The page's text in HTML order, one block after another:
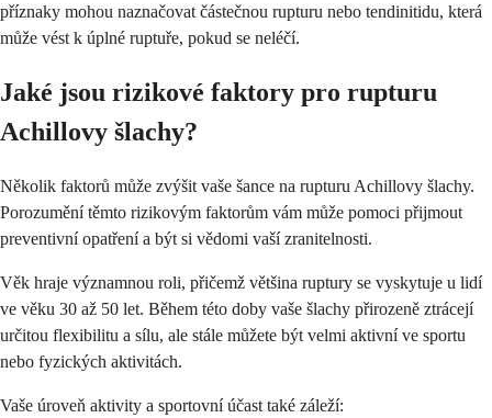
příznaky mohou naznačovat částečnou rupturu nebo tendinitidu, která
může vést k úplné ruptuře, pokud se neléčí.
Jaké jsou rizikové faktory pro rupturu
Achillovy šlachy?
Několik faktorů může zvýšit vaše šance na rupturu Achillovy šlachy.
Porozumění těmto rizikovým faktorům vám může pomoci přijmout
preventivní opatření a být si vědomi vaší zranitelnosti.
Věk hraje významnou roli, přičemž většina ruptury se vyskytuje u lidí
ve věku 30 až 50 let. Během této doby vaše šlachy přirozeně ztrácejí
určitou flexibilitu a sílu, ale stále můžete být velmi aktivní ve sportu
nebo fyzických aktivitách.
Vaše úroveň aktivity a sportovní účast také záleží: